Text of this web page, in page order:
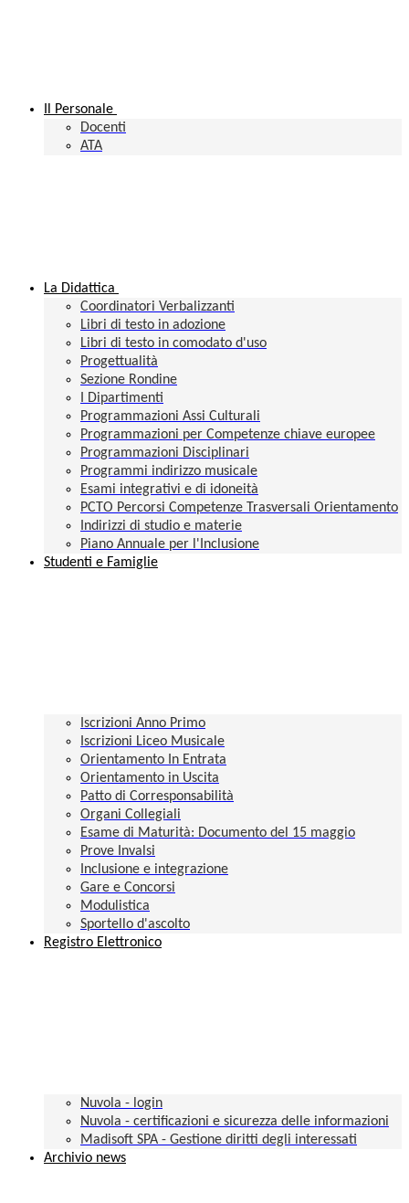
Il Personale
Docenti
ATA
La Didattica
Coordinatori Verbalizzanti
Libri di testo in adozione
Libri di testo in comodato d'uso
Progettualità
Sezione Rondine
I Dipartimenti
Programmazioni Assi Culturali
Programmazioni per Competenze chiave europee
Programmazioni Disciplinari
Programmi indirizzo musicale
Esami integrativi e di idoneità
PCTO Percorsi Competenze Trasversali Orientamento
Indirizzi di studio e materie
Piano Annuale per l'Inclusione
Studenti e Famiglie
Iscrizioni Anno Primo
Iscrizioni Liceo Musicale
Orientamento In Entrata
Orientamento in Uscita
Patto di Corresponsabilità
Organi Collegiali
Esame di Maturità: Documento del 15 maggio
Prove Invalsi
Inclusione e integrazione
Gare e Concorsi
Modulistica
Sportello d'ascolto
Registro Elettronico
Nuvola - login
Nuvola - certificazioni e sicurezza delle informazioni
Madisoft SPA - Gestione diritti degli interessati
Archivio news